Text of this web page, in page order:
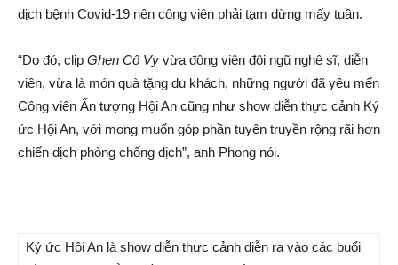
dịch bệnh Covid-19 nên công viên phải tạm dừng mấy tuần.
“Do đó, clip Ghen Cô Vy vừa động viên đội ngũ nghệ sĩ, diễn
viên, vừa là món quà tặng du khách, những người đã yêu mến
Công viên Ấn tượng Hội An cũng như show diễn thực cảnh Ký
ức Hội An, với mong muốn góp phần tuyên truyền rộng rãi hơn
chiến dịch phòng chống dịch”, anh Phong nói.
Ký ức Hội An là show diễn thực cảnh diễn ra vào các buổi